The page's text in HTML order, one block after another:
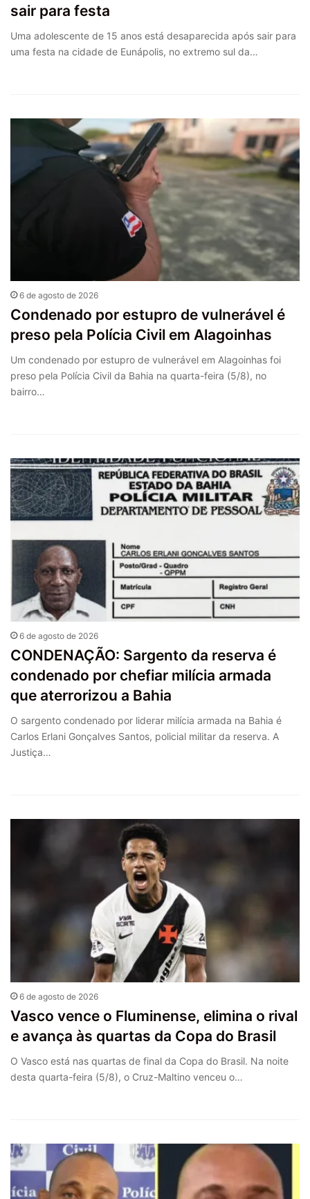
sair para festa
Uma adolescente de 15 anos está desaparecida após sair para
uma festa na cidade de Eunápolis, no extremo sul da…
6 de agosto de 2026
Condenado por estupro de vulnerável é
preso pela Polícia Civil em Alagoinhas
Um condenado por estupro de vulnerável em Alagoinhas foi
preso pela Polícia Civil da Bahia na quarta-feira (5/8), no
bairro…
6 de agosto de 2026
CONDENAÇÃO: Sargento da reserva é
condenado por chefiar milícia armada
que aterrorizou a Bahia
O sargento condenado por liderar milícia armada na Bahia é
Carlos Erlani Gonçalves Santos, policial militar da reserva. A
Justiça…
6 de agosto de 2026
Vasco vence o Fluminense, elimina o rival
e avança às quartas da Copa do Brasil
O Vasco está nas quartas de final da Copa do Brasil. Na noite
desta quarta-feira (5/8), o Cruz-Maltino venceu o…